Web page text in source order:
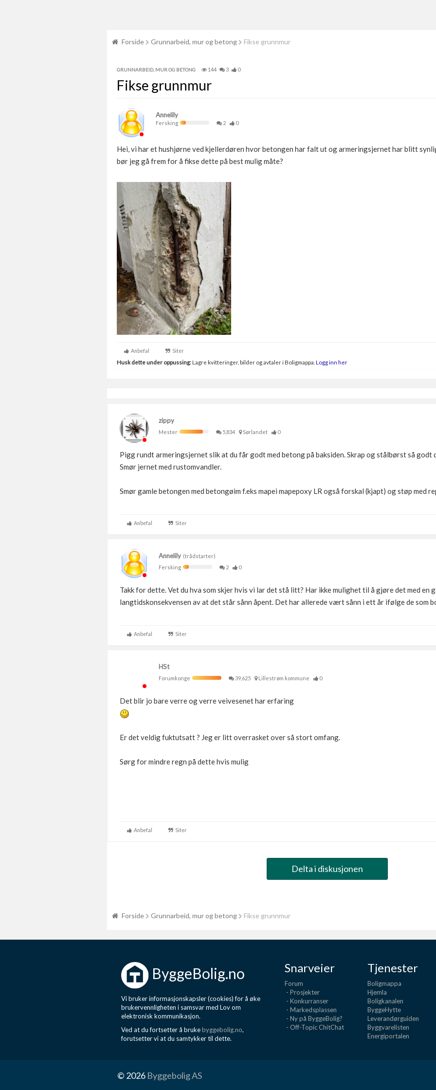
Forside Grunnarbeid, mur og betong Fikse grunnmur
GRUNNARBEID, MUR OG BETONG 144 3 0
Fikse grunnmur
Annelily
Fersking 2 0
Hei, vi har et hushjørne ved kjellerdøren hvor betongen har falt ut og armeringsjernet har blitt
bør jeg gå frem for å fikse dette på best mulig måte?
Anbefal Siter
Husk dette under oppussing:Lagre kvitteringer, bilder og avtaler i Boligmappa. Logg inn her
zippy
Mester
5,834 Sørlandet 0
Pigg rundt armeringsjernet slik at du får godt med betong på baksiden. Skrap og stålbørst så godt
Smør jernet med rustomvandler.
Smør gamle betongen med betongøim f.eks mapei mapepoxy LR også forskal (kjapt) og støp med
Anbefal Siter
Annelily (trådstarter)
Fersking
2 0
Takk for dette. Vet du hva som skjer hvis vi lar det stå litt? Har ikke mulighet til å gjøre det med en
langtidskonsekvensen av at det står sånn åpent. Det har allerede vært sånn i ett år ifølge de som
Anbefal Siter
HSt
Forumkonge
39,625 Lillestrøm kommune 0
Det blir jo bare verre og verre veivesenet har erfaring
Er det veldig fuktutsatt ? Jeg er litt overrasket over så stort omfang.
Sørg for mindre regn på dette hvis mulig
Anbefal Siter
Delta i diskusjonen
Forside Grunnarbeid, mur og betong Fikse grunnmur
ByggeBolig.no
Vi bruker informasjonskapsler (cookies) for å øke
brukervennligheten i samsvar med Lov om
elektronisk kommunikasjon.
Ved at du fortsetter å brukebyggebolig.no,
forutsetter vi at du samtykker til dette.
Snarveier
Forum
- Prosjekter
- Konkurranser
- Markedsplassen
- Ny på ByggeBolig?
- Off-Topic ChitChat
Tjenester
Boligmappa
Hjemla
Boligkanalen
ByggeHytte
Leverandørguiden
Byggvarelisten
Energiportalen
© 2026 Byggebolig AS